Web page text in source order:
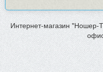
Интернет-магазин